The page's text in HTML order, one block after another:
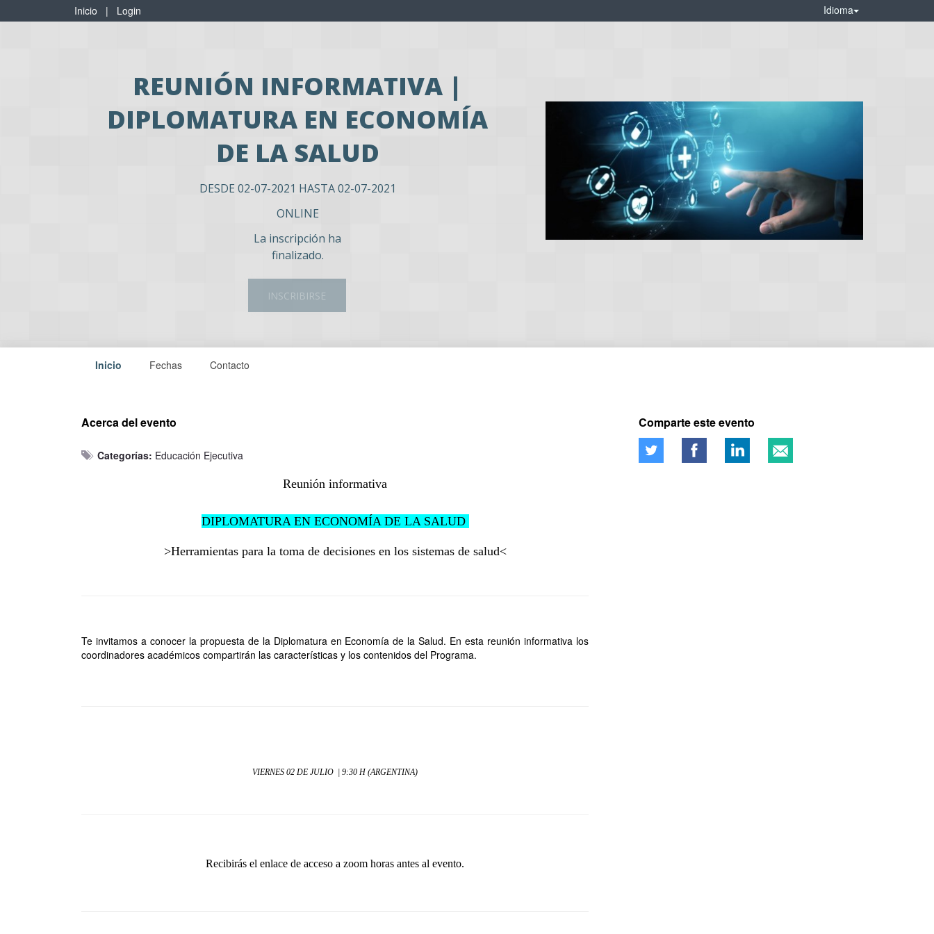
Inicio | Login Idioma
REUNIÓN INFORMATIVA |
DIPLOMATURA EN ECONOMÍA
DE LA SALUD
DESDE 02-07-2021 HASTA 02-07-2021
ONLINE
La inscripción ha
finalizado.
INSCRIBIRSE
Inicio Fechas Contacto
Acerca del evento
Categorías: Educación Ejecutiva
Reunión informativa
DIPLOMATURA EN ECONOMÍA DE LA SALUD
>Herramientas para la toma de decisiones en los sistemas de salud<
Te invitamos a conocer la propuesta de la Diplomatura en Economía de la Salud. En esta reunión informativa los
coordinadores académicos compartirán las características y los contenidos del Programa.
VIERNES 02 DE JULIO  | 9:30 H (ARGENTINA)
Recibirás el enlace de acceso a zoom horas antes al evento.
Comparte este evento